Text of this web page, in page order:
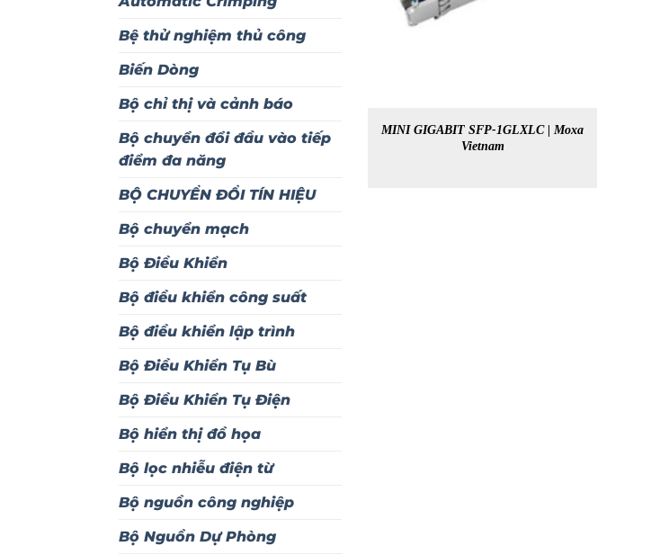
Bệ thử nghiệm thủ công
Biến Dòng
Bộ chỉ thị và cảnh báo
Bộ chuyển đổi đầu vào tiếp
điểm đa năng
BỘ CHUYỂN ĐỔI TÍN HIỆU
Bộ chuyển mạch
Bộ Điều Khiển
Bộ điều khiển công suất
Bộ điều khiển lập trình
Bộ Điều Khiển Tụ Bù
Bộ Điều Khiển Tụ Điện
Bộ hiển thị đồ họa
Bộ lọc nhiễu điện từ
Bộ nguồn công nghiệp
Bộ Nguồn Dự Phòng
MINI GIGABIT SFP-1GLXLC | Moxa
Vietnam